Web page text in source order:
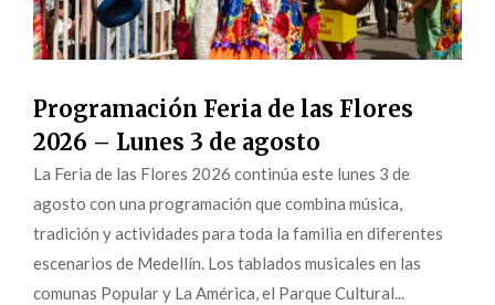
Programación Feria de las Flores
2026 – Lunes 3 de agosto
La Feria de las Flores 2026 continúa este lunes 3 de
agosto con una programación que combina música,
tradición y actividades para toda la familia en diferentes
escenarios de Medellín. Los tablados musicales en las
comunas Popular y La América, el Parque Cultural...